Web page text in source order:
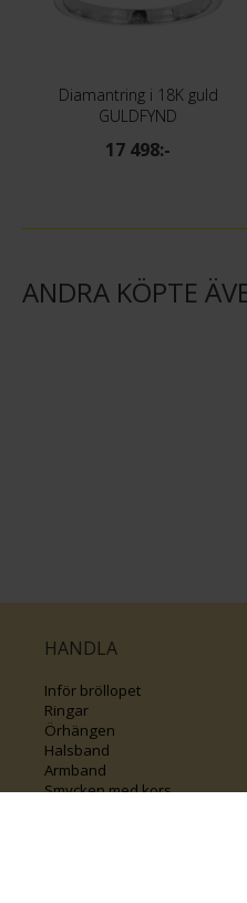
Diamantring i 18K guld
GULDFYND
17 498:-
ANDRA KÖPTE
HANDLA
Inför bröllopet
Ringar
Örhängen
Halsband
Armband
Smycken med kors